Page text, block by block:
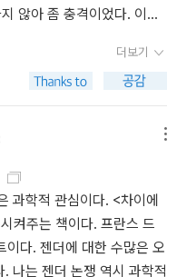
않아 좀 충격이었다. 이에
한듯. 짧은 감상평을 남기고
를 남길 것이기에 여기에
지를 넣지 못했다. 총 44권
권이다. 6권을 보고 잊
사이트에서 12권을 세트로
언제 끝날지 모르겠다. 이
르크>처럼 작가가 연재하
레의 <겨울 여행>과 무질의
더보기
과학적 관심이다. <차이에
켜주는 책이다. 프란스 드
이다. 젠더에 대한 수많은 오
나는 젠더 논쟁 역시 과학적